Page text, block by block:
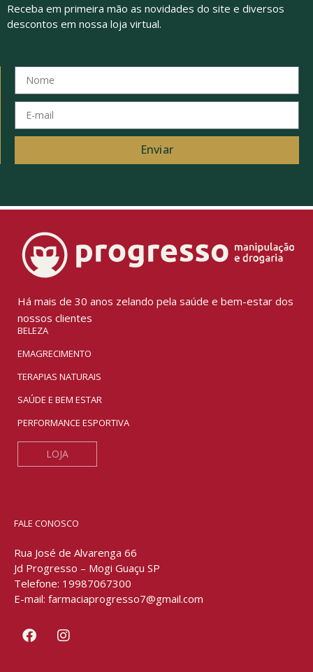
Receba em primeira mão as novidades do site e diversos
descontos em nossa loja virtual.
Enviar
Há mais de 30 anos zelando pela saúde e bem-estar dos
nossos clientes
BELEZA
EMAGRECIMENTO
TERAPIAS NATURAIS
SAÚDE E BEM ESTAR
PERFORMANCE ESPORTIVA
LOJA
FALE CONOSCO
Rua José de Alvarenga 66
Jd Progresso – Mogi Guaçu SP
Telefone: 19987067300
E-mail: farmaciaprogresso7@gmail.com